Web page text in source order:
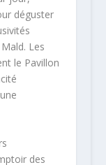
déguster
Les
le Pavillon
des